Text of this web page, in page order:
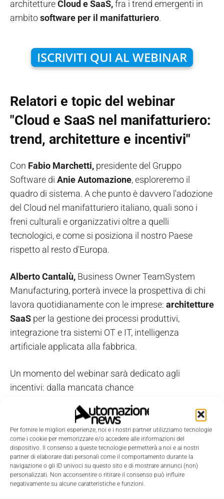
Per fornire le migliori esperienze, noi e i nostri partner utilizziamo tecnologie
come i cookie per memorizzare e/o accedere alle informazioni del
dispositivo. Il consenso a queste tecnologie permetterà a noi e ai nostri
partner di elaborare dati personali come il comportamento durante la
navigazione o gli ID univoci su questo sito e di mostrare annunci (non)
personalizzati. Non acconsentire o ritirare il consenso può influire
negativamente su alcune caratteristiche e funzioni.
architettureCloud e SaaS,fra i trend emergenti in
ambitosoftware per il manifatturiero.
ISCRIVITI QUI AL WEBINAR
Relatori e topic del webinar
"Cloud e SaaS nel manifatturiero:
trend, architetture e incentivi"
Con Fabio Marchetti, presidente del Gruppo
Software di Anie Automazione, esploreremo il
quadro di sistema. A che punto è davvero l'adozione
del Cloud nel manifatturiero italiano, quali sono i
freni culturali e organizzativi oltre a quelli
tecnologici, e come si posiziona il nostro Paese
rispetto al resto d'Europa.
Alberto Cantalù, Business Owner TeamSystem
Manufacturing, porterà invece la prospettiva di chi
lavora quotidianamente con le imprese: architetture
SaaS per la gestione dei processi produttivi,
integrazione tra sistemi OT e IT, intelligenza
artificiale applicata alla fabbrica.
Un momento del webinar sarà dedicato agli
incentivi: dalla mancata chance
disponibili, indagheremo quali opportunità possono
cogliere davvero le imprese in questo momento.
ISCRIVITI QUI AL WEBINAR